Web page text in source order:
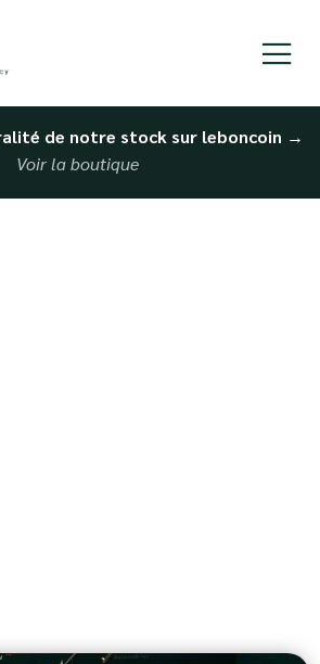
de notre stock sur leboncoin →
Voir la boutique